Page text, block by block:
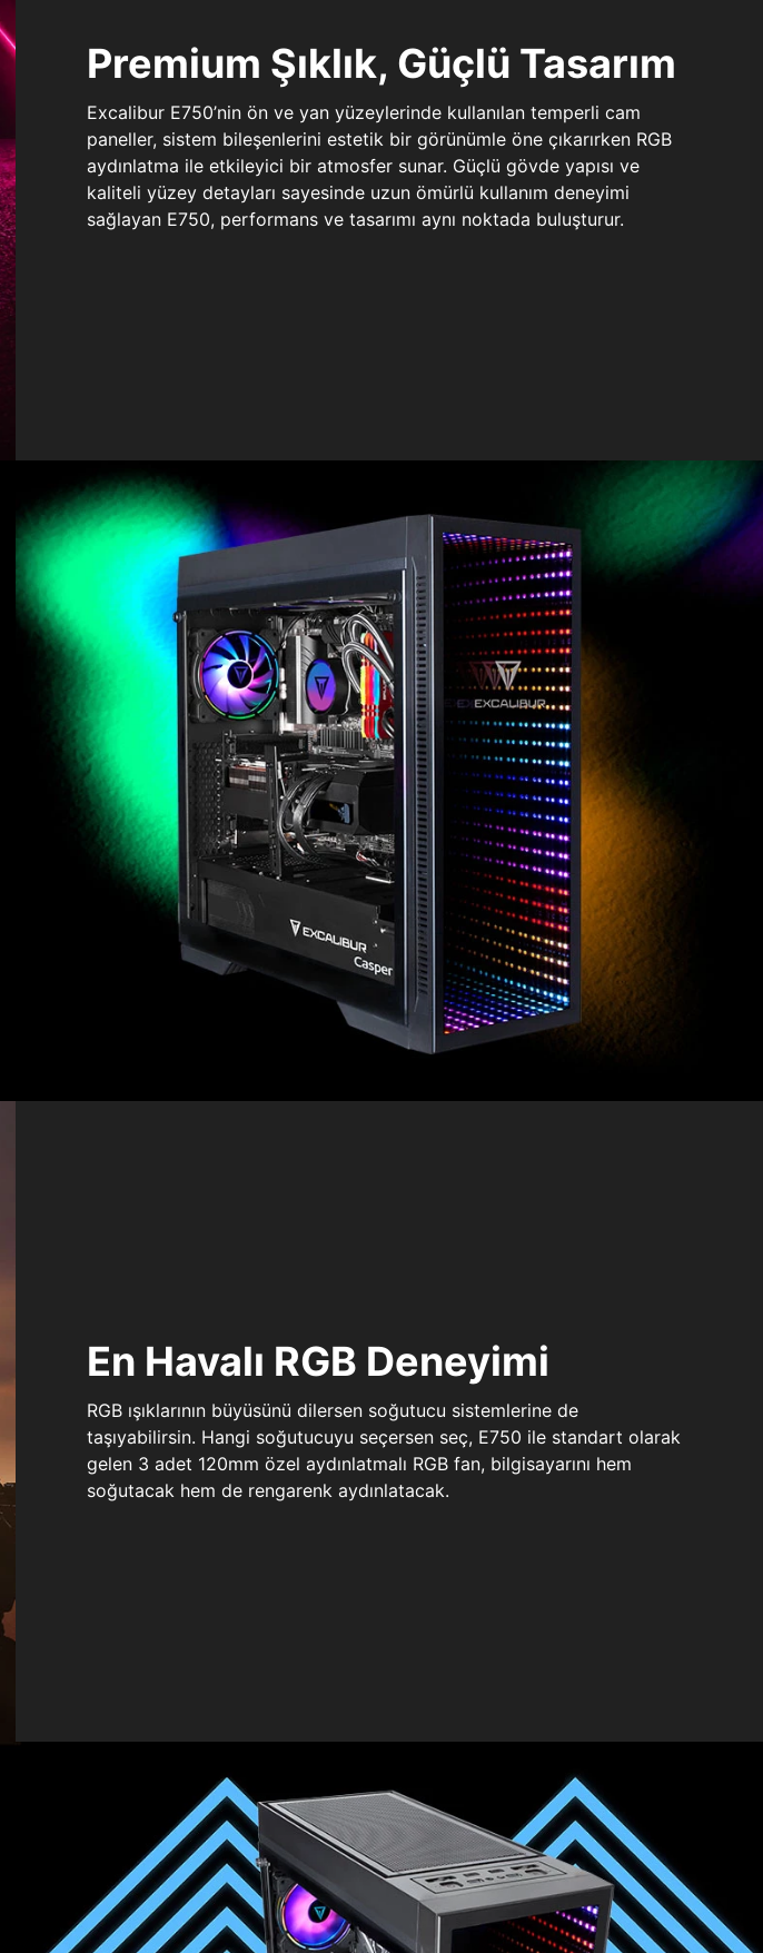
Premium Şıklık, Güçlü Tasarım
Excalibur E750’nin ön ve yan yüzeylerinde kullanılan temperli cam
paneller, sistem bileşenlerini estetik bir görünümle öne çıkarırken RGB
aydınlatma ile etkileyici bir atmosfer sunar. Güçlü gövde yapısı ve
kaliteli yüzey detayları sayesinde uzun ömürlü kullanım deneyimi
sağlayan E750, performans ve tasarımı aynı noktada buluşturur.
En Havalı RGB Deneyimi
RGB ışıklarının büyüsünü dilersen soğutucu sistemlerine de
taşıyabilirsin. Hangi soğutucuyu seçersen seç, E750 ile standart olarak
gelen 3 adet 120mm özel aydınlatmalı RGB fan, bilgisayarını hem
soğutacak hem de rengarenk aydınlatacak.